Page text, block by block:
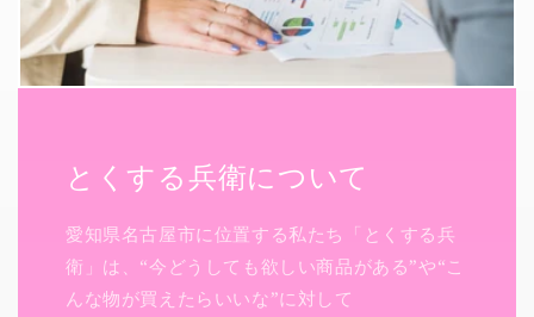
とくする兵衛について
愛知県名古屋市に位置する私たち「とくする兵
衛」は、“今どうしても欲しい商品がある”や“こ
んな物が買えたらいいな”に対して